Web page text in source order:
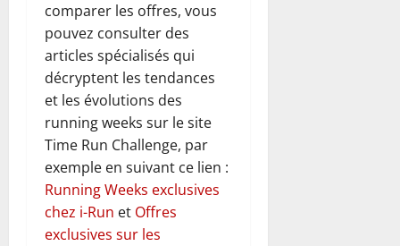
comparer les offres, vous
pouvez consulter des
articles spécialisés qui
décryptent les tendances
et les évolutions des
running weeks sur le site
Time Run Challenge, par
exemple en suivant ce lien :
Running Weeks exclusives
chez i-Run et Offres
exclusives sur les